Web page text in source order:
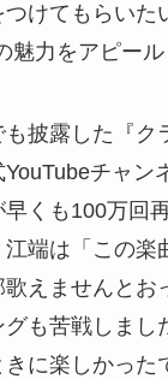
けてもらいた
魅力をアピール
も披露した『
チャン
くも100万回
端は「この楽
えませんとお
も苦戦しまし
に楽しかった